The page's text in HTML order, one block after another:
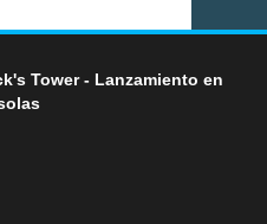
Tower - Lanzamiento en